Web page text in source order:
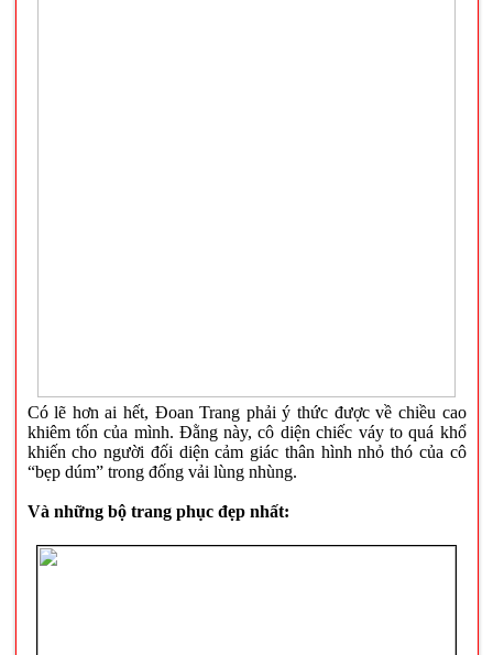
Có lẽ hơn ai hết, Đoan Trang phải ý thức được về chiều cao
khiêm tốn của mình. Đằng này, cô diện chiếc váy to quá khổ
khiến cho người đối diện cảm giác thân hình nhỏ thó của cô
“bẹp dúm” trong đống vải lùng nhùng.
Và những bộ trang phục đẹp nhất: